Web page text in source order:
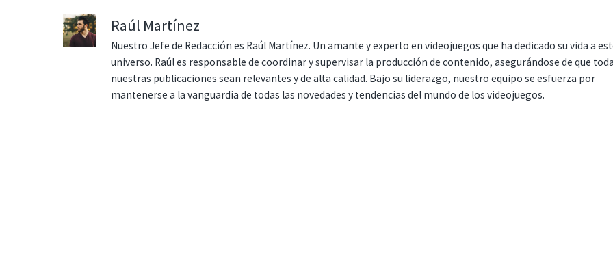
Raúl Martínez
Nuestro Jefe de Redacción es Raúl Martínez. Un amante y experto en videojuegos que ha dedicado su vida a
universo. Raúl es responsable de coordinar y supervisar la producción de contenido, asegurándose de que
nuestras publicaciones sean relevantes y de alta calidad. Bajo su liderazgo, nuestro equipo se esfuerza por
mantenerse a la vanguardia de todas las novedades y tendencias del mundo de los videojuegos.